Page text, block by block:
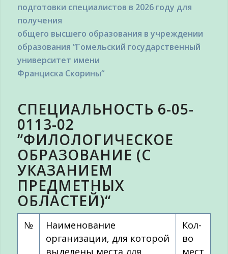
подготовки специалистов в 2026 году для
получения
общего высшего образования в учреждении
образования ”Гомельский государственный
университет имени
Франциска Скорины“
СПЕЦИАЛЬНОСТЬ 6-05-
0113-02
”ФИЛОЛОГИЧЕСКОЕ
ОБРАЗОВАНИЕ (С
УКАЗАНИЕМ
ПРЕДМЕТНЫХ
ОБЛАСТЕЙ)“
№
Наименование
организации, для которой
выделены места для
Кол-
во
мест